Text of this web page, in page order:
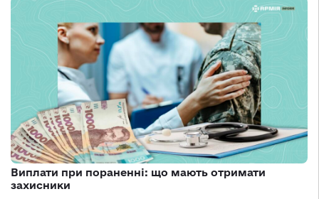
Виплати при пораненні: що мають отримати
захисники